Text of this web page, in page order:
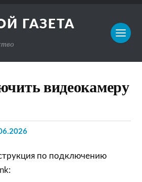
ГАЗЕТА
видеокамеру
по подключению